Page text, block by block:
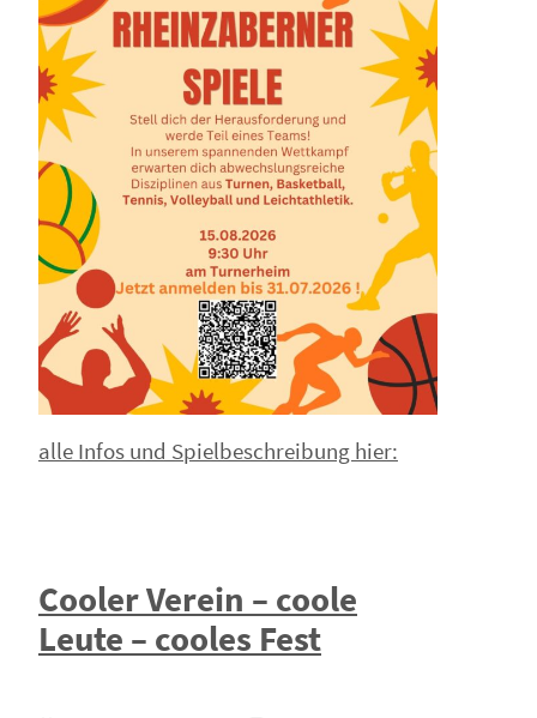
alle Infos und Spielbeschreibung hier:
Cooler Verein – coole
Leute – cooles Fest